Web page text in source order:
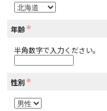
アクセス
オーバーラップホールデ
年齢 ※
半角数字で入力ください。
性別 ※